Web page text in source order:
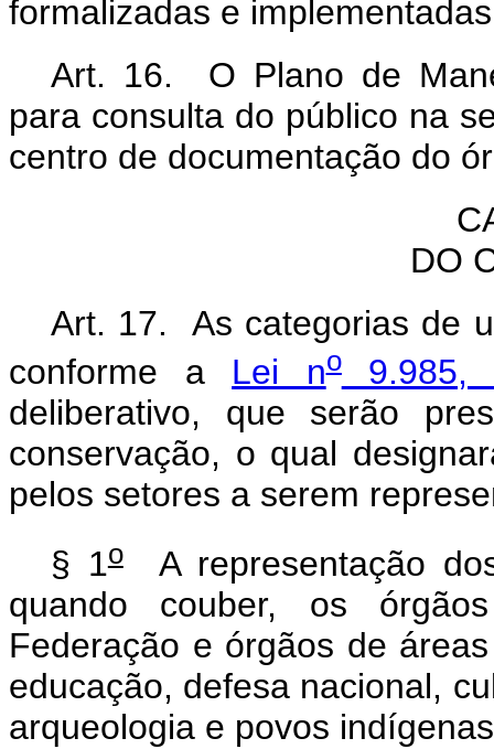
formalizadas e
Art. 16. O Plano de
para consulta do público na
centro de documentação do
DO
Art. 17. As categorias de
conforme a Lei no9.985,
deliberativo, que serão
conservação, o qual
pelos setores a serem
§ 1oA representação
quando couber, os
Federação e órgãos de
educação, defesa nacional,
arqueologia e povos